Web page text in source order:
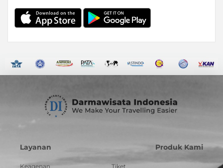
Layanan
Keagenan
Produk Kami
Tiket